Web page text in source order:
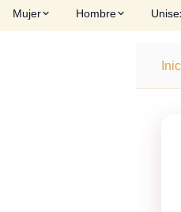
Mujer Hombre